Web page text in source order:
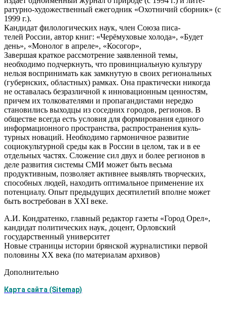
ратурно-художественный ежегодник «Охотничий сборник» (с
1999 г.).
Кандидат филологических наук, член Союза писа-
телей России, автор книг: «Черёмуховые холода», «Будет
день», «Монолог в апреле», «Косогор»,
Завершая краткое рассмотрение заявленной темы,
необходимо подчеркнуть, что провинциальную культуру
нельзя воспринимать как замкнутую в своих региональных
(губернских, областных) рамках. Она практически никогда
не оставалась безразличной к инновационным ценностям,
причем их толкователями и пропагандистами нередко
становились выходцы из соседних городов, регионов. В
обществе всегда есть условия для формирования единого
информационного пространства, распространения куль-
турных новаций. Необходимо гармоничное развитие
социокультурной среды как в России в целом, так и в ее
отдельных частях. Сложение сил двух и более регионов в
деле развития системы СМИ может быть весьма
продуктивным, позволяет активнее выявлять творческих,
способных людей, находить оптимальное применение их
потенциалу. Опыт предыдущих десятилетий вполне может
быть востребован в XXI веке.
А.И. Кондратенко, главный редактор газеты «Город Орел»,
кандидат политических наук, доцент, Орловский
государственный университет
Новые страницы истории брянской журналистики первой
половины ХХ века (по материалам архивов)
Дополнительно
Карта сайта (Sitemap)